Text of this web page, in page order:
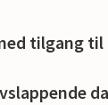
tilgang til